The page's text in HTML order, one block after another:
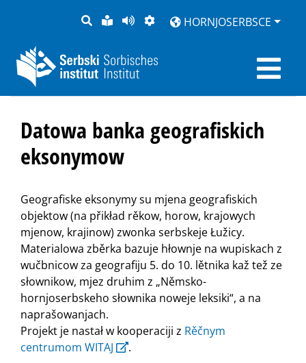
PYTANJE
LOCHKA
RĚČ
STRONU
PŘEDČITAĆ
ZWOBRAZNJENJE
HORNJOSERBSCE
Datowa banka geografiskich
eksonymow
Geografiske eksonymy su mjena geografiskich
objektow (na přikład rěkow, horow, krajowych
mjenow, krajinow) zwonka serbskeje Łužicy.
Materialowa zběrka bazuje hłownje na wupiskach z
wučbnicow za geografiju 5. do 10. lětnika kaž tež ze
słownikow, mjez druhim z „Němsko-
hornjoserbskeho słownika noweje leksiki“, a na
naprašowanjach.
Projekt je nastał w kooperaciji z Rěčnym
centrumom WITAJ
.